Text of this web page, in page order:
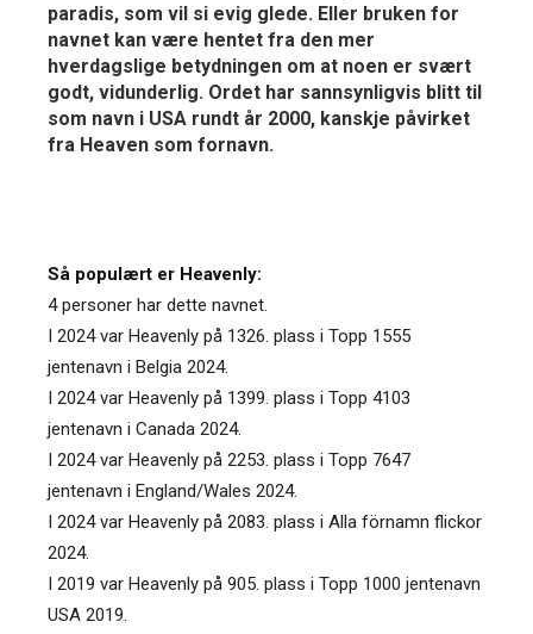
paradis, som vil si evig glede. Eller bruken for
navnet kan være hentet fra den mer
hverdagslige betydningen om at noen er svært
godt, vidunderlig. Ordet har sannsynligvis blitt til
som navn i USA rundt år 2000, kanskje påvirket
fra Heaven som fornavn.
Så populært er Heavenly:
4 personer har dette navnet.
I 2024 var Heavenly på 1326. plass i Topp 1555
jentenavn i Belgia 2024.
I 2024 var Heavenly på 1399. plass i Topp 4103
jentenavn i Canada 2024.
I 2024 var Heavenly på 2253. plass i Topp 7647
jentenavn i England/Wales 2024.
I 2024 var Heavenly på 2083. plass i Alla förnamn flickor
2024.
I 2019 var Heavenly på 905. plass i Topp 1000 jentenavn
USA 2019.